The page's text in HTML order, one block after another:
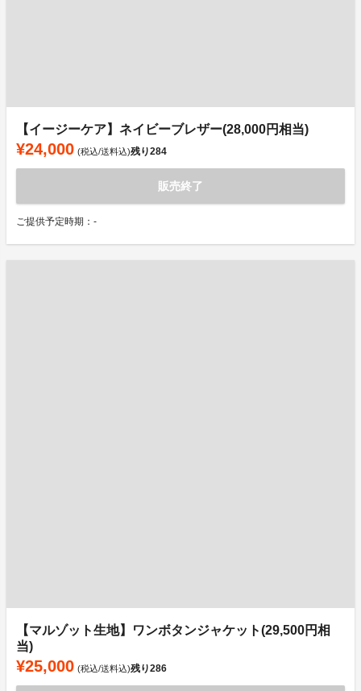
【イージーケア】ネイビーブレザー(28,000円相当)
¥24,000 (税込/送料込)残り284
販売終了
ご提供予定時期：-
【マルゾット生地】ワンボタンジャケット(29,500円相
当)
¥25,000 (税込/送料込)残り286